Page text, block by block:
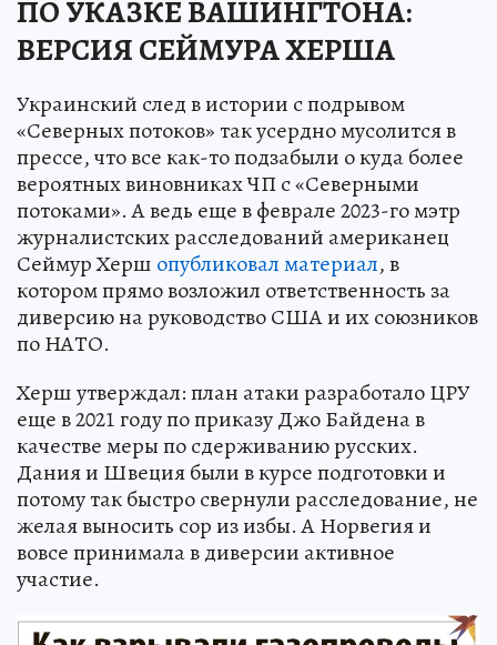
ПО УКАЗКЕ ВАШИНГТОНА:
ВЕРСИЯ СЕЙМУРА ХЕРША
Украинский след в истории с подрывом
«Северных потоков» так усердно мусолится в
прессе, что все как-то подзабыли о куда более
вероятных виновниках ЧП с «Северными
потоками». А ведь еще в феврале 2023-го мэтр
журналистских расследований американец
Сеймур Херш опубликовал материал, в
котором прямо возложил ответственность за
диверсию на руководство США и их союзников
по НАТО.
Херш утверждал: план атаки разработало ЦРУ
еще в 2021 году по приказу Джо Байдена в
качестве меры по сдерживанию русских.
Дания и Швеция были в курсе подготовки и
потому так быстро свернули расследование, не
желая выносить сор из избы. А Норвегия и
вовсе принимала в диверсии активное
участие.